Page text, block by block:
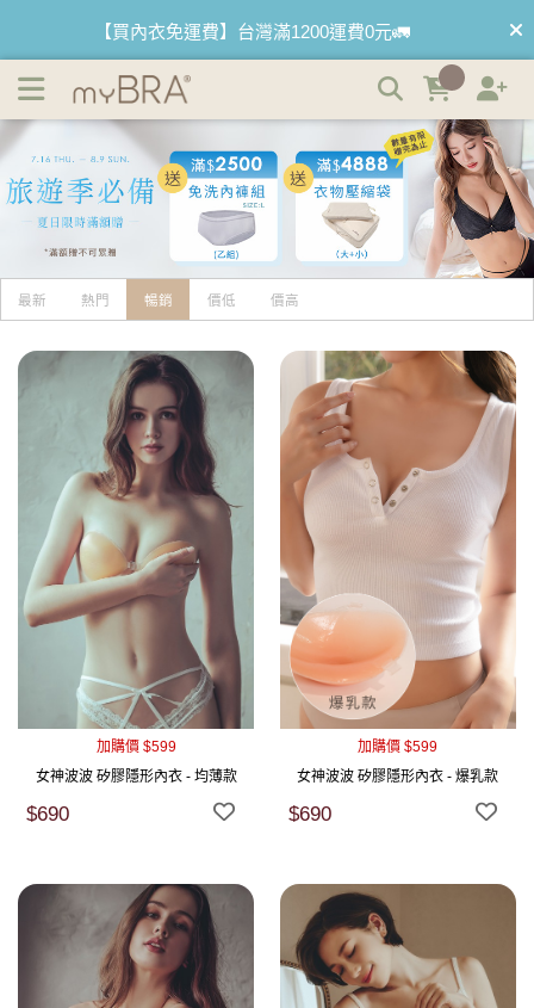
【買內衣免運費】台灣滿1200運費0元🚛
【首購優惠】新客最高可折$150再免運❗
【夏日滿額贈】把衣物壓縮收納袋回家 🌞
【父親節快樂】男內褲5件$999🧔
最新 熱門 暢銷 價低 價高
加購價 $599
女神波波 矽膠隱形內衣 - 均薄款
$690
加購價 $599
女神波波 矽膠隱形內衣 - 爆乳款
$690